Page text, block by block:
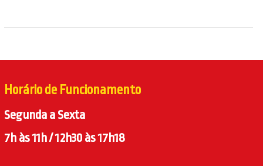
Horário de Funcionamento
Segunda a Sexta
7h às 11h / 12h30 às 17h18